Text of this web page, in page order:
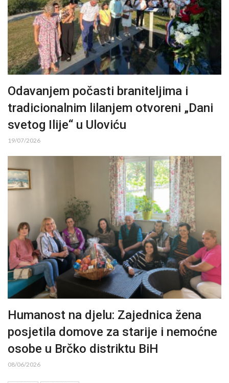
Odavanjem počasti braniteljima i
tradicionalnim lilanjem otvoreni „Dani
svetog Ilije“ u Uloviću
19/07/2026
Humanost na djelu: Zajednica žena
posjetila domove za starije i nemoćne
osobe u Brčko distriktu BiH
08/06/2026